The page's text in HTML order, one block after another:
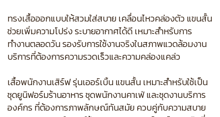
ทรงเสื้อออกแบบให้สวมใส่สบาย เคลื่อนไหวคล่องตัว แขนสั้น
ช่วยเพิ่มความโปร่ง ระบายอากาศได้ดี เหมาะสำหรับการ
ทำงานตลอดวัน รองรับการใช้งานจริงในสภาพแวดล้อมงาน
บริการที่ต้องการความรวดเร็วและความคล่องแคล่ว
เสื้อพนักงานเสิร์ฟ รุ่นเออร์เบิ้น แขนสั้น เหมาะสำหรับใช้เป็น
ชุดยูนิฟอร์มร้านอาหาร ชุดพนักงานคาเฟ่ และชุดงานบริการ
องค์กร ที่ต้องการภาพลักษณ์ทันสมัย ควบคู่กับความสบาย